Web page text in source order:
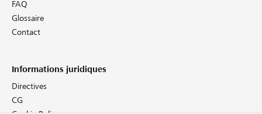
FAQ
Glossaire
Contact
Informations juridiques
Directives
CG